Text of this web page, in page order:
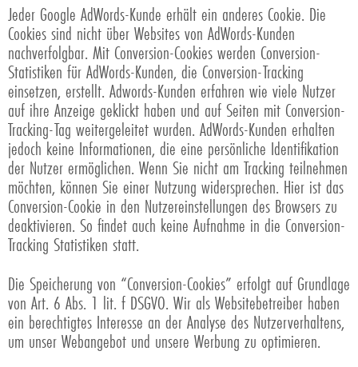
Jeder Google AdWords-Kunde erhält ein anderes Cookie. Die
Cookies sind nicht über Websites von AdWords-Kunden
nachverfolgbar. Mit Conversion-Cookies werden Conversion-
Statistiken für AdWords-Kunden, die Conversion-Tracking
einsetzen, erstellt. Adwords-Kunden erfahren wie viele Nutzer
auf ihre Anzeige geklickt haben und auf Seiten mit Conversion-
Tracking-Tag weitergeleitet wurden. AdWords-Kunden erhalten
jedoch keine Informationen, die eine persönliche Identifikation
der Nutzer ermöglichen. Wenn Sie nicht am Tracking teilnehmen
möchten, können Sie einer Nutzung widersprechen. Hier ist das
Conversion-Cookie in den Nutzereinstellungen des Browsers zu
deaktivieren. So findet auch keine Aufnahme in die Conversion-
Tracking Statistiken statt.
Die Speicherung von “Conversion-Cookies” erfolgt auf Grundlage
von Art. 6 Abs. 1 lit. f DSGVO. Wir als Websitebetreiber haben
ein berechtigtes Interesse an der Analyse des Nutzerverhaltens,
um unser Webangebot und unsere Werbung zu optimieren.